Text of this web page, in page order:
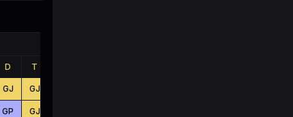
D T
GJ GJ
GP GJ